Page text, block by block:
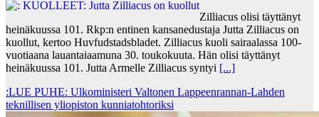
Zilliacus olisi täyttänyt
heinäkuussa 101. Rkp:n entinen kansanedustaja Jutta Zilliacus on
kuollut, kertoo Huvfudstadsbladet. Zilliacus kuoli sairaalassa 100-
vuotiaana lauantaiaamuna 30. toukokuuta. Hän olisi täyttänyt
heinäkuussa 101. Jutta Armelle Zilliacus syntyi [...]
:LUE PUHE: Ulkoministeri Valtonen Lappeenrannan-Lahden
teknillisen yliopiston kunniatohtoriksi